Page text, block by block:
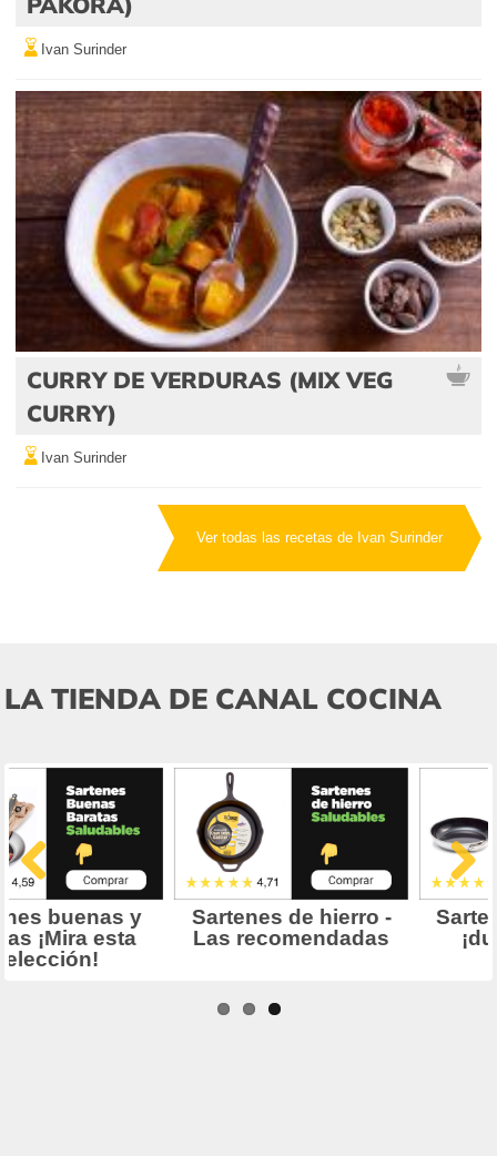
Ivan Surinder
CURRY DE VERDURAS (MIX VEG
CURRY)
Ivan Surinder
Ver todas las recetas de Ivan Surinder
LA TIENDA DE CANAL COCINA